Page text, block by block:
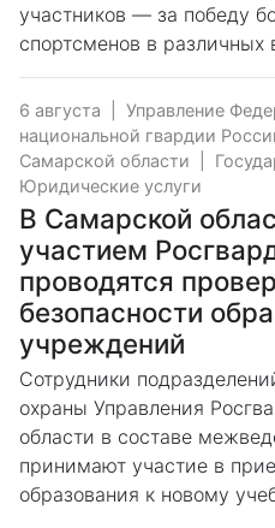
участников — за победу
спортсменов в различных
6 августа
Управление
национальной гвардии
Самарской области
Юридические услуги
В Самарской
участием
проводятся
безопасности
учреждений
Сотрудники
охраны Управления
области в составе
принимают участие в
образования к новому